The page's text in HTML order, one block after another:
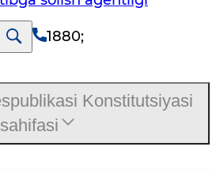
1880;
Konstitutsiyasi
sahifasi